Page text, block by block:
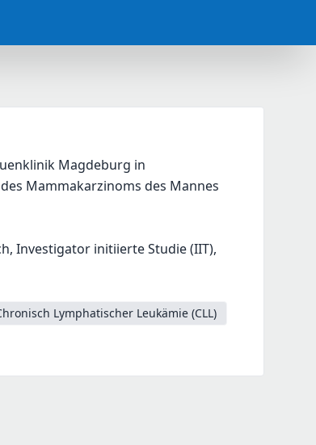
Magdeburg in
Mammakarzinoms des Mannes
Investigator initiierte Studie (IIT),
Lymphatischer Leukämie (CLL)